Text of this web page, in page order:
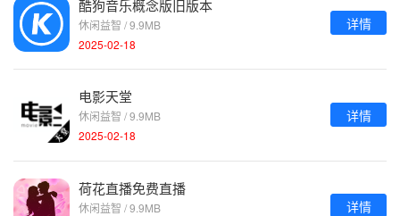
酷狗音乐概念版旧版本
休闲益智 / 9.9MB
2025-02-18
详情
电影天堂
休闲益智 / 9.9MB
2025-02-18
详情
荷花直播免费直播
休闲益智 / 9.9MB
详情